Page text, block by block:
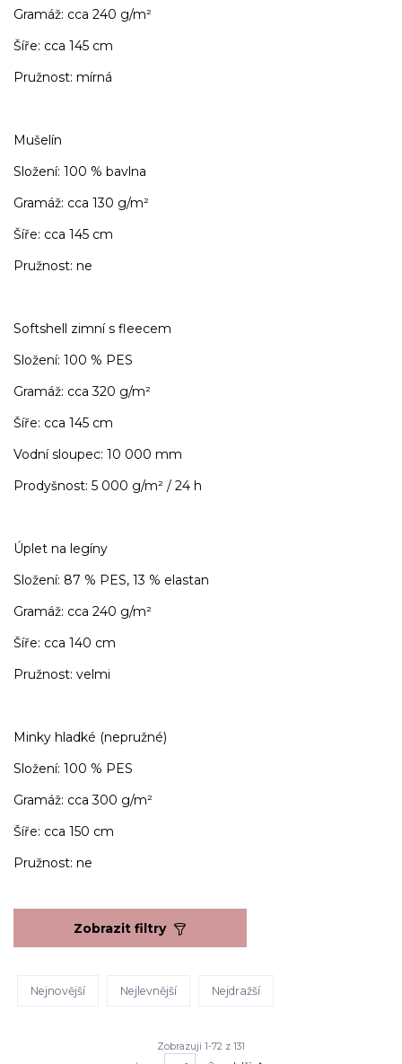
Gramáž: cca 240 g/m²
Šíře: cca 145 cm
Pružnost: mírná
Mušelín
Složení: 100 % bavlna
Gramáž: cca 130 g/m²
Šíře: cca 145 cm
Pružnost: ne
Softshell zimní s fleecem
Složení: 100 % PES
Gramáž: cca 320 g/m²
Šíře: cca 145 cm
Vodní sloupec: 10 000 mm
Prodyšnost: 5 000 g/m² / 24 h
Úplet na legíny
Složení: 87 % PES, 13 % elastan
Gramáž: cca 240 g/m²
Šíře: cca 140 cm
Pružnost: velmi
Minky hladké (nepružné)
Složení: 100 % PES
Gramáž: cca 300 g/m²
Šíře: cca 150 cm
Pružnost: ne
Zobrazit filtry
Nejnovější Nejlevnější Nejdražší
Zobrazuji 1-72 z 131